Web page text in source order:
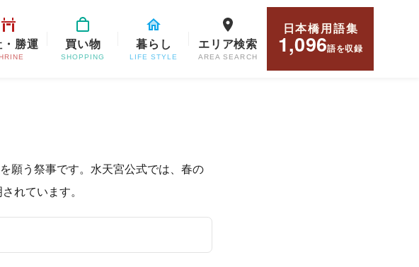
・勝運 買い物
SHOPPING
暮らし
LIFE STYLE
エリア検索
AREA SEARCH
日本橋用語集
1,096語を収録
願う祭事です。水天宮公式では、春の
れています。